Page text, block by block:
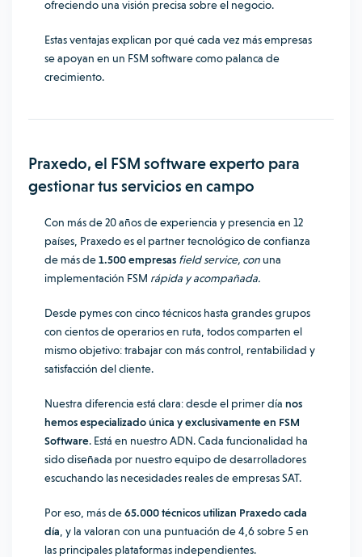
ofreciendo una visión precisa sobre el negocio.
Estas ventajas explican por qué cada vez más empresas
se apoyan en un FSM software como palanca de
crecimiento.
Praxedo, el FSM software experto para
gestionar tus servicios en campo
Con más de 20 años de experiencia y presencia en 12
países, Praxedo es el partner tecnológico de confianza
de más de1.500 empresas field service, con una
implementación FSM rápida y acompañada.
Desde pymes con cinco técnicos hasta grandes grupos
con cientos de operarios en ruta, todos comparten el
mismo objetivo: trabajar con más control, rentabilidad y
satisfacción del cliente.
Nuestra diferencia está clara: desde el primer día nos
hemos especializado única y exclusivamente en FSM
Software. Está en nuestro ADN. Cada funcionalidad ha
sido diseñada por nuestro equipo de desarrolladores
escuchando las necesidades reales de empresas SAT.
Por eso, más de65.000 técnicos utilizan Praxedo cada
día , y la valoran con una puntuación de 4,6 sobre 5 en
las principales plataformas independientes.